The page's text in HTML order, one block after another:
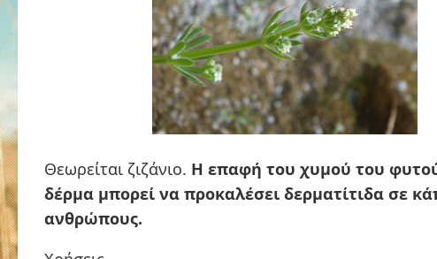
Θεωρείται ζιζάνιο. Η επαφή του χυμού του
δέρμα μπορεί να προκαλέσει δερματίτιδα σε
ανθρώπους.